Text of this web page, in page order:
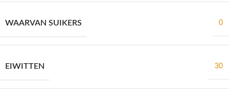
WAARVAN SUIKERS 0
EIWITTEN 30